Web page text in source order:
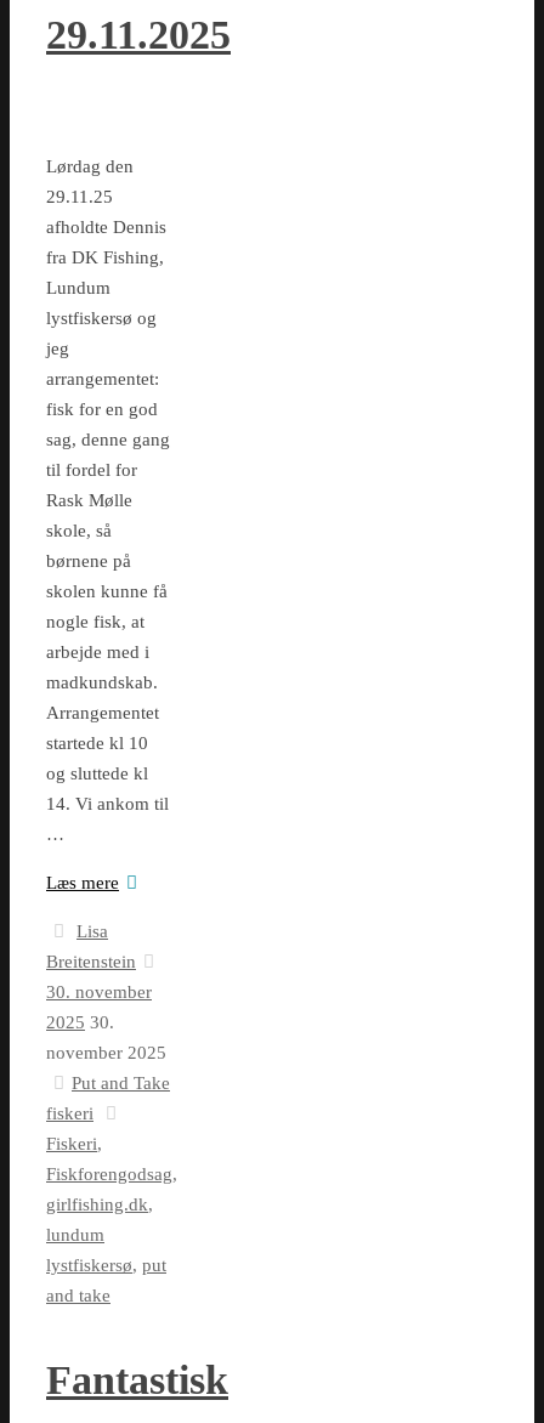
29.11.2025
Lørdag den
29.11.25
afholdte Dennis
fra DK Fishing,
Lundum
lystfiskersø og
jeg
arrangementet:
fisk for en god
sag, denne gang
til fordel for
Rask Mølle
skole, så
børnene på
skolen kunne få
nogle fisk, at
arbejde med i
madkundskab.
Arrangementet
startede kl 10
og sluttede kl
14. Vi ankom til
…
Læs mere
Lisa
Breitenstein
30. november
2025 30.
november 2025
Put and Take
fiskeri
Fiskeri,
Fiskforengodsag,
girlfishing.dk,
lundum
lystfiskersø, put
and take
Fantastisk